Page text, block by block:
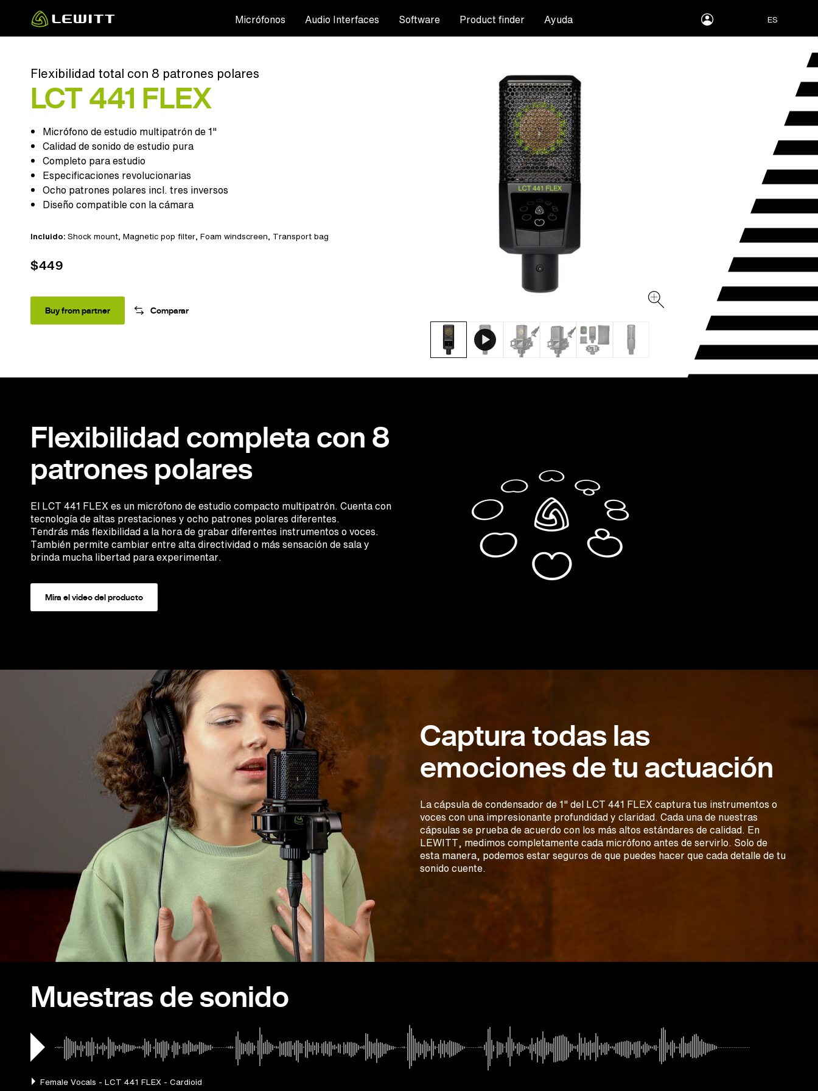
main
Micrófonos Audio Interfaces Software Product finder Ayuda myLEWITT
Account
ES
Flexibilidad total con 8 patrones polares
LCT 441 FLEX
Micrófono de estudio multipatrón de 1"
Calidad de sonido de estudio pura
Completo para estudio
Especificaciones revolucionarias
Ocho patrones polares incl. tres inversos
Diseño compatible con la cámara
Incluido: Shock mount, Magnetic pop filter, Foam windscreen, Transport bag
$449
Buy from partner Comparar
Flexibilidad completa con 8
patrones polares
El LCT 441 FLEX es un micrófono de estudio compacto multipatrón. Cuenta con
tecnología de altas prestaciones y ocho patrones polares diferentes.
Tendrás más flexibilidad a la hora de grabar diferentes instrumentos o voces.
También permite cambiar entre alta directividad o más sensación de sala y
brinda mucha libertad para experimentar.
Mira el video del producto
Captura todas las
emociones de tu actuación
La cápsula de condensador de 1" del LCT 441 FLEX captura tus instrumentos o
voces con una impresionante profundidad y claridad. Cada una de nuestras
cápsulas se prueba de acuerdo con los más altos estándares de calidad. En
LEWITT, medimos completamente cada micrófono antes de servirlo. Solo de
esta manera, podemos estar seguros de que puedes hacer que cada detalle de tu
sonido cuente.
Muestras de sonido